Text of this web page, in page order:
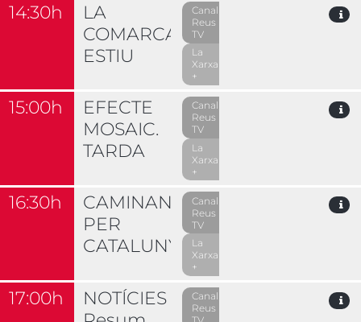
14:30h
LA
COMARCAL
ESTIU
Canal
Reus
TV
La
Xarxa
+
15:00h
EFECTE
MOSAIC.
TARDA
Canal
Reus
TV
La
Xarxa
+
16:30h
CAMINANT
PER
CATALUNYA
Canal
Reus
TV
La
Xarxa
+
17:00h
NOTÍCIES
Canal
Reus